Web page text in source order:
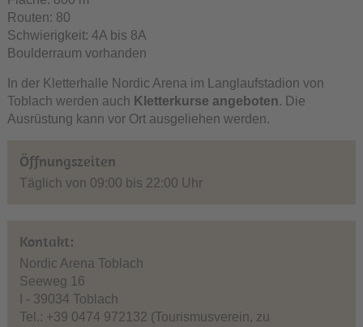
Routen: 80
Schwierigkeit: 4A bis 8A
Boulderraum vorhanden
In der Kletterhalle Nordic Arena im Langlaufstadion von
Toblach werden auch Kletterkurse angeboten. Die
Ausrüstung kann vor Ort ausgeliehen werden.
Öffnungszeiten
Täglich von 09:00 bis 22:00 Uhr
Kontakt:
Nordic Arena Toblach
Seeweg 16
I - 39034 Toblach
Tel.: +39 0474 972132 (Tourismusverein, zu